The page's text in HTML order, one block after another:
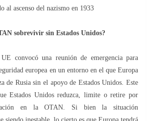
al ascenso del nazismo en 1933
sobrevivir sin Estados Unidos?
convocó una reunión de emergencia para
europea en un entorno en el que Europa
de Rusia sin el apoyo de Estados Unidos. Este
Estados Unidos reduzca, limite o retire por
en la OTAN. Si bien la situación